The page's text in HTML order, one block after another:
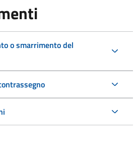
o smarrimento del